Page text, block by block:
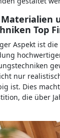
Top
Aspekt ist
nur
ist. Dies
die über